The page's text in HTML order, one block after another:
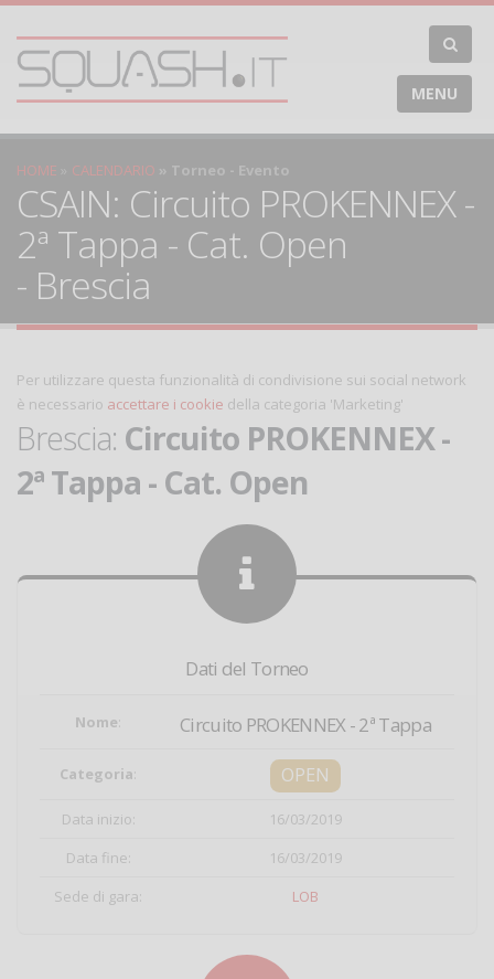
MENU
HOME CALENDARIO Torneo - Evento
CSAIN: Circuito PROKENNEX -
2ª Tappa - Cat. Open
- Brescia
Per utilizzare questa funzionalità di condivisione sui social network
è necessario accettare i cookie della categoria 'Marketing'
Brescia: Circuito PROKENNEX -
2ª Tappa - Cat. Open
Dati del Torneo
Nome: Circuito PROKENNEX - 2ª Tappa
Categoria: OPEN
Data inizio:
16/03/2019
Data fine:
16/03/2019
Sede di gara:
LOB